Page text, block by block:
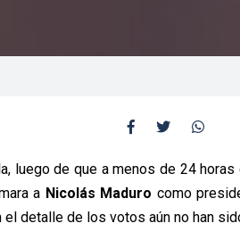
luego de que a menos de 24
a Nicolás Maduro como
detalle de los votos aún no han